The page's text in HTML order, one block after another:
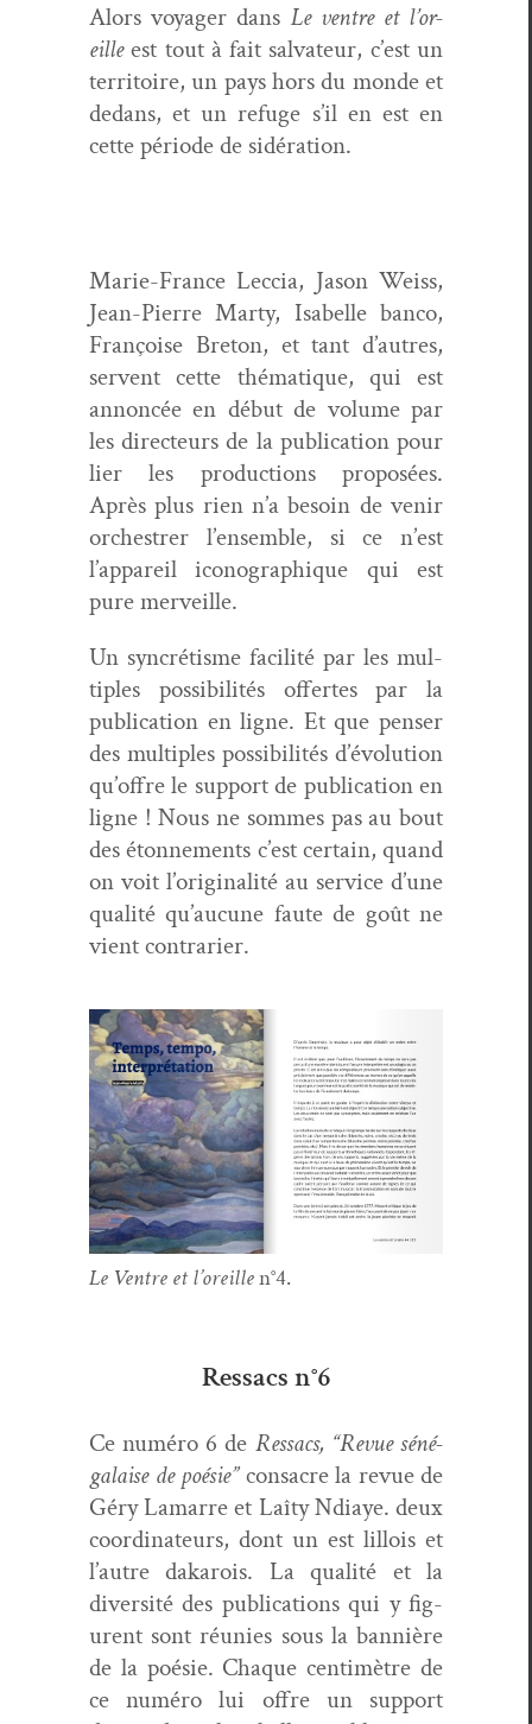
Alors voy­ager dans Le ven­tre et l’or­
eilleest tout à fait sal­va­teur, c’est un
ter­ri­toire, un pays hors du monde et
dedans, et un refuge s’il en est en
cette péri­ode de sidération.
Marie-France Lec­cia, Jason Weiss,
Jean-Pierre Mar­ty, Isabelle ban­co,
Françoise Bre­ton, et tant d’autres,
ser­vent cette thé­ma­tique, qui est
annon­cée en début de vol­ume par
les directeurs de la pub­li­ca­tion pour
lier les pro­duc­tions pro­posées.
Après plus rien n’a besoin de venir
orchestr­er l’ensem­ble, si ce n’est
l’ap­pareil icono­graphique qui est
pure merveille.
Un syn­crétisme facil­ité par les mul­
ti­ples pos­si­bil­ités offertes par la
pub­li­ca­tion en ligne. Et que penser
des mul­ti­ples pos­si­bil­ités d’évo­lu­tion
qu’of­fre le sup­port de pub­li­ca­tion en
ligne ! Nous ne sommes pas au bout
des éton­nements c’est cer­tain, quand
on voit l’o­rig­i­nal­ité au ser­vice d’une
qual­ité qu’au­cune faute de goût ne
vient contrarier.
Le Ven­tre et l’or­eillen°4.
Ressacs n°6
Ce numéro 6 de Ressacs, “Revue séné­
galaise de poésie”con­sacre la revue de
Géry Lamarre et Laî­ty Ndi­aye. deux
coor­di­na­teurs, dont un est lil­lois et
l’autre dakarois. La qual­ité et la
diver­sité des pub­li­ca­tions qui y fig­
urent sont réu­nies sous la ban­nière
de la poésie. Chaque cen­timètre de
ce numéro lui offre un sup­port